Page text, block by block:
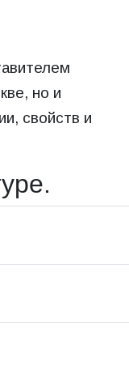
но и
свойств и